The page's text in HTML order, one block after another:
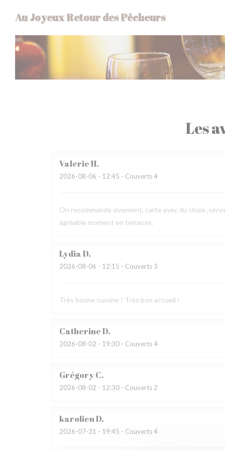
Au Joyeux Retour des Pêcheurs
Les
ValerieH
2026-08-06 - 12:45 - Couverts 4
On recommande vivement, carte avec du choix
agréable moment en terrasse.
LydiaD
2026-08-06 - 12:15 - Couverts 3
Très bonne cuisine ! Très bon accueil !
CatherineD
2026-08-02 - 19:30 - Couverts 4
GrégoryC
2026-08-02 - 12:30 - Couverts 2
karolienD
2026-07-31 - 19:45 - Couverts 4